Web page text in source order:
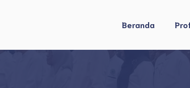
Beranda